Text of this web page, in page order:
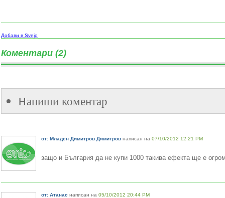
Добави в Svejo
Коментари (2)
Напиши коментар
от: Младен Димитров Димитров написан на 07/10/2012 12:21 PM
защо и България да не купи 1000 такива ефекта ще е
от: Атанас написан на 05/10/2012 20:44 PM